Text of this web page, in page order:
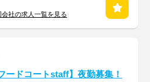
社の求人一覧を見る
ードコートstaff】夜勤募集！